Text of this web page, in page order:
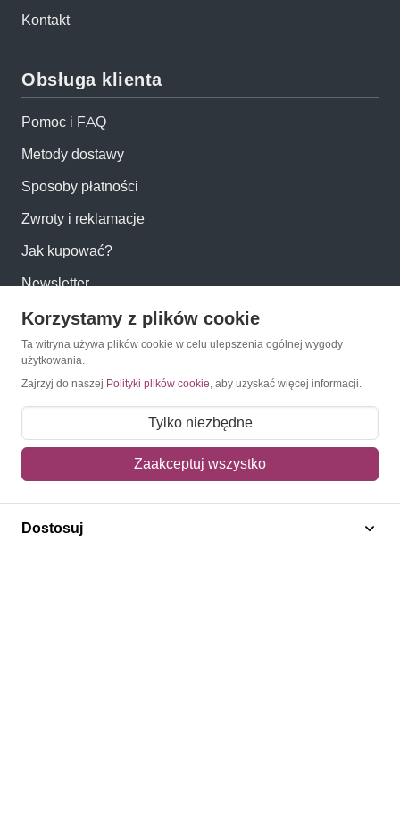
Kontakt
Obsługa klienta
Pomoc i FAQ
Metody dostawy
Sposoby płatności
Zwroty i reklamacje
Jak kupować?
Newsletter
Konto
Moje konto
Mój koszyk
Adres dostawy
Polecamy
Korzystamy z plików cookie
Ta witryna używa plików cookie w celu ulepszenia ogólnej wygody
użytkowania.
Zajrzyj do naszej Polityki plików cookie, aby uzyskać więcej informacji.
Tylko niezbędne
Zaakceptuj wszystko
Dostosuj